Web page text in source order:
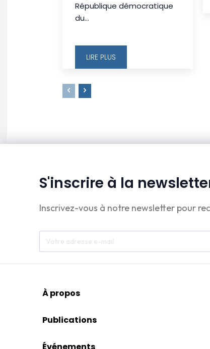
République démocratique
du...
LIRE PLUS
S'inscrire à la
Inscrivez-vous à notre newsletter pour
À propos
Publications